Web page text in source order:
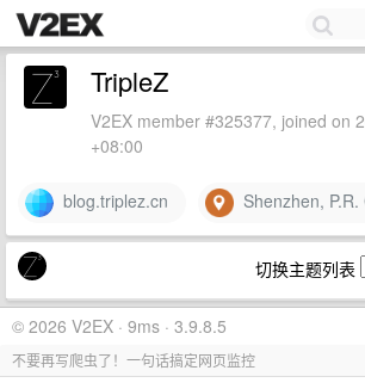
TripleZ
V2EX member #325377, joined on
+08:00
blog.triplez.cn Shenzhen, P.R.
切换主题列表
© 2026 V2EX · 9ms · 3.9.8.5
不要再写爬虫了！一句话搞定网页监控